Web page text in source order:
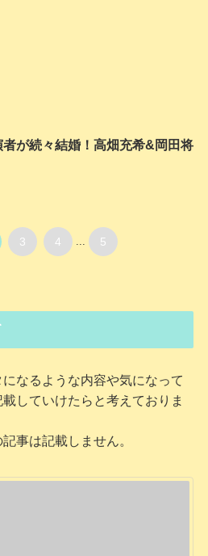
者が続々結婚！高畑充希&岡田将
3 4 5
なるような内容や気になって
していけたらと考えておりま
事は記載しません。